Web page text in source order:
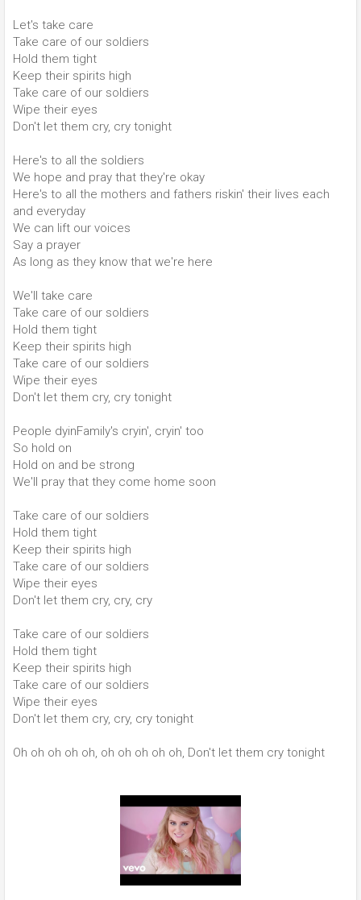
Let's take care
Take care of our soldiers
Hold them tight
Keep their spirits high
Take care of our soldiers
Wipe their eyes
Don't let them cry, cry tonight
Here's to all the soldiers
We hope and pray that they're okay
Here's to all the mothers and fathers riskin' their lives each
and everyday
We can lift our voices
Say a prayer
As long as they know that we're here
We'll take care
Take care of our soldiers
Hold them tight
Keep their spirits high
Take care of our soldiers
Wipe their eyes
Don't let them cry, cry tonight
People dyinFamily's cryin', cryin' too
So hold on
Hold on and be strong
We'll pray that they come home soon
Take care of our soldiers
Hold them tight
Keep their spirits high
Take care of our soldiers
Wipe their eyes
Don't let them cry, cry, cry
Take care of our soldiers
Hold them tight
Keep their spirits high
Take care of our soldiers
Wipe their eyes
Don't let them cry, cry, cry tonight
Oh oh oh oh oh, oh oh oh oh oh, Don't let them cry tonight